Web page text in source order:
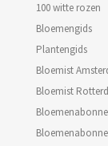
100 witte rozen
Bloemengids
Plantengids
Bloemist
Bloemist